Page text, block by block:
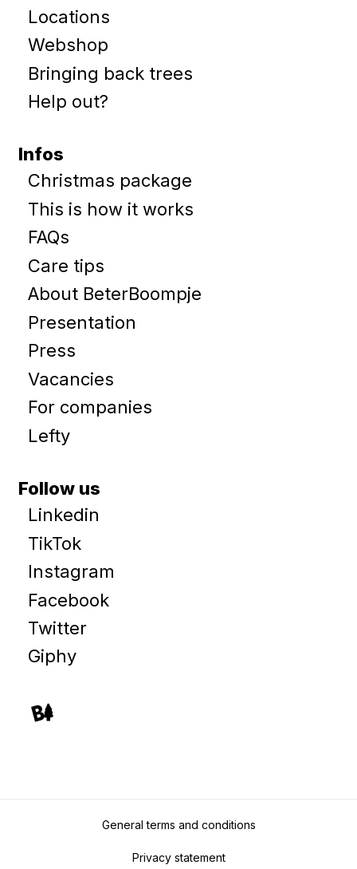
Locations
Webshop
Bringing back trees
Help out?
Infos
Christmas package
This is how it works
FAQs
Care tips
About BeterBoompje
Presentation
Press
Vacancies
For companies
Lefty
Follow us
Linkedin
TikTok
Instagram
Facebook
Twitter
Giphy
General terms and conditions
Privacy statement